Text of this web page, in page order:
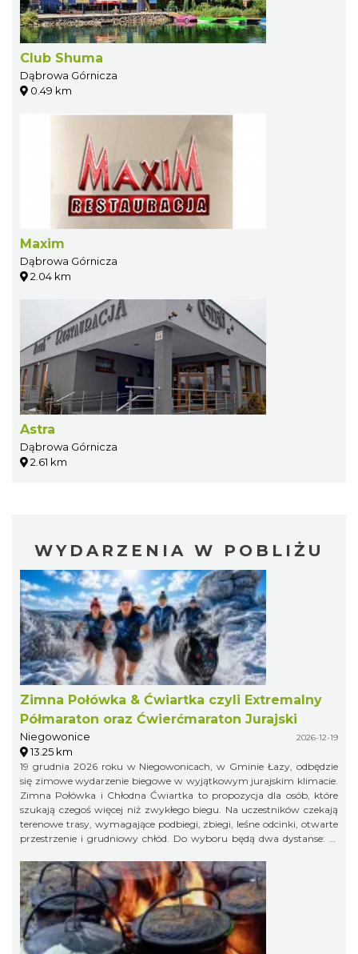
Club Shuma
Dąbrowa Górnicza
0.49 km
Maxim
Dąbrowa Górnicza
2.04 km
Astra
Dąbrowa Górnicza
2.61 km
WYDARZENIA W POBLIŻU
Zimna Połówka & Ćwiartka czyli Extremalny
Półmaraton oraz Ćwierćmaraton Jurajski
Niegowonice 2026-12-19
13.25 km
19 grudnia 2026 roku w Niegowonicach, w Gminie Łazy, odbędzie
się zimowe wydarzenie biegowe w wyjątkowym jurajskim klimacie.
Zimna Połówka i Chłodna Ćwiartka to propozycja dla osób, które
szukają czegoś więcej niż zwykłego biegu. Na uczestników czekają
terenowe trasy, wymagające podbiegi, zbiegi, leśne odcinki, otwarte
przestrzenie i grudniowy chłód. Do wyboru będą dwa dystanse: 21
jako Extremalny Ćwierćmaraton Jurajski. Krótszy dystans jest
przeznaczony zarówno dla biegaczy, jak i miłośników nordic
walking. Trasy zostaną przygotowane bezpiecznie, ale zachowają
swój terenowy charakter i zimowy pazur.